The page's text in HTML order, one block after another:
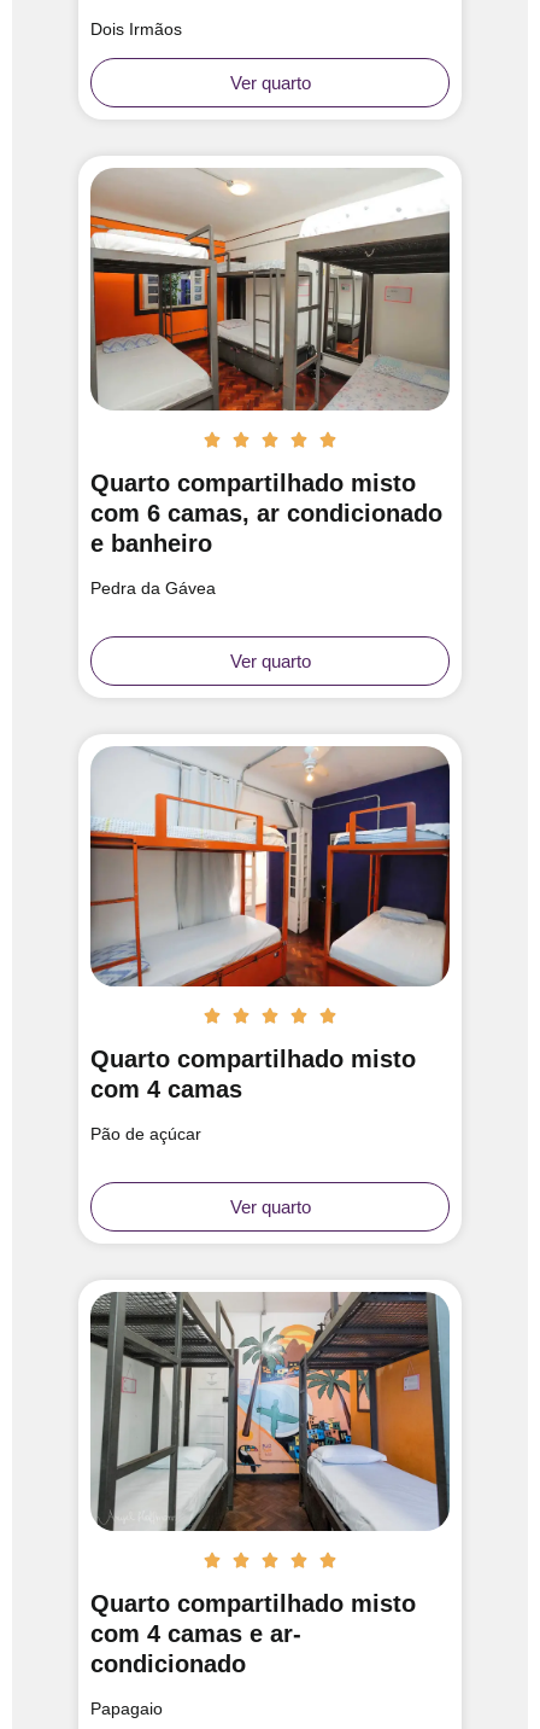
Dois Irmãos
Ver quarto
    
Quarto compartilhado misto
com 6 camas, ar condicionado
e banheiro
Pedra da Gávea
Ver quarto
    
Quarto compartilhado misto
com 4 camas
Pão de açúcar
Ver quarto
    
Quarto compartilhado misto
com 4 camas e ar-
condicionado
Papagaio